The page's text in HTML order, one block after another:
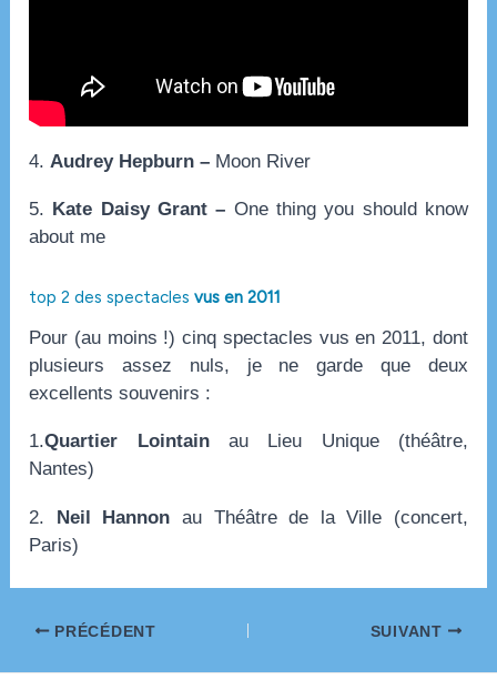
4. Audrey Hepburn – Moon River
5. Kate Daisy Grant – One thing you should know
about me
top 2 des spectacles vus en 2011
Pour (au moins !) cinq spectacles vus en 2011, dont
plusieurs assez nuls, je ne garde que deux
excellents souvenirs :
1.Quartier Lointainau Lieu Unique (théâtre,
Nantes)
2. Neil Hannon au Théâtre de la Ville (concert,
Paris)
Navigation
PRÉCÉDENT SUIVANT